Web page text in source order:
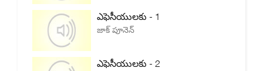
ఎఫెసీయులకు - 1
జాక్ పూనెన్
ఎఫెసీయులకు - 2